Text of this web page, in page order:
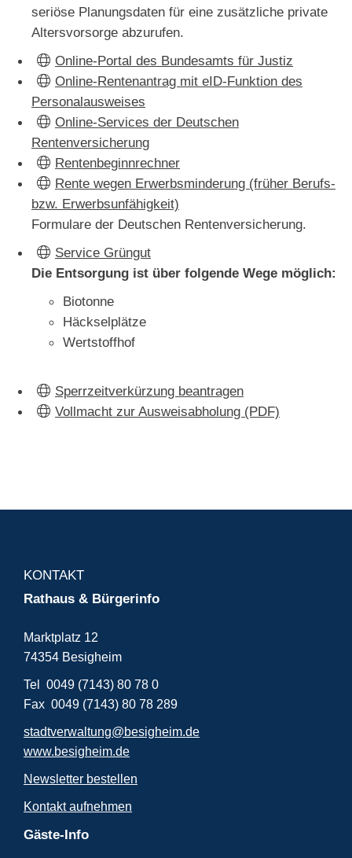
seriöse Planungsdaten für eine zusätzliche private
Altersvorsorge abzurufen.
Online-Portal des Bundesamts für Justiz
Online-Rentenantrag mit eID-Funktion des
Personalausweises
Online-Services der Deutschen
Rentenversicherung
Rentenbeginnrechner
Rente wegen Erwerbsminderung (früher Berufs-
bzw. Erwerbsunfähigkeit)
Formulare der Deutschen Rentenversicherung.
Service Grüngut
Die Entsorgung ist über folgende Wege möglich:
Biotonne
Häckselplätze
Wertstoffhof
Sperrzeitverkürzung beantragen
Vollmacht zur Ausweisabholung (PDF)
KONTAKT
Rathaus & Bürgerinfo
Marktplatz 12
74354 Besigheim
Tel 0049 (7143) 80 78 0
Fax 0049 (7143) 80 78 289
stadtverwaltung@besigheim.de
www.besigheim.de
Newsletter bestellen
Kontakt aufnehmen
Gäste-Info